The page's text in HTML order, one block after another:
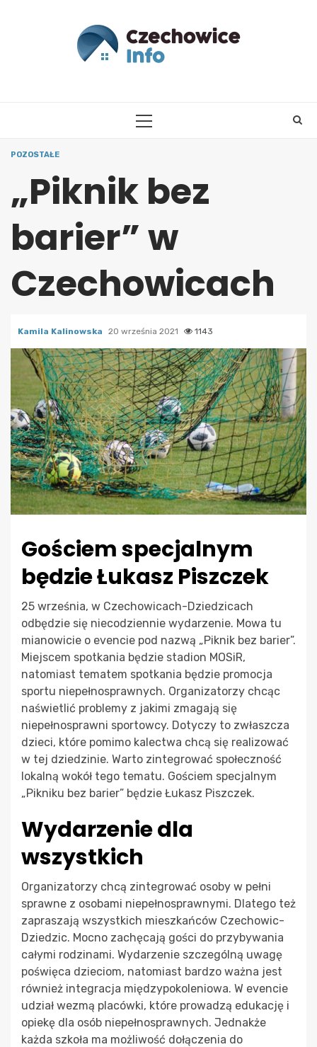
PRIMARY
POZOSTAŁE
„Piknik bez
barier” w
Czechowicach
Kamila Kalinowska 20 września 2021 1143
Gościem specjalnym
będzie Łukasz Piszczek
25 września, w Czechowicach-Dziedzicach
odbędzie się niecodziennie wydarzenie. Mowa tu
mianowicie o evencie pod nazwą „Piknik bez barier”.
Miejscem spotkania będzie stadion MOSiR,
natomiast tematem spotkania będzie promocja
sportu niepełnosprawnych. Organizatorzy chcąc
naświetlić problemy z jakimi zmagają się
niepełnosprawni sportowcy. Dotyczy to zwłaszcza
dzieci, które pomimo kalectwa chcą się realizować
w tej dziedzinie. Warto zintegrować społeczność
lokalną wokół tego tematu. Gościem specjalnym
„Pikniku bez barier” będzie Łukasz Piszczek.
Wydarzenie dla
wszystkich
Organizatorzy chcą zintegrować osoby w pełni
sprawne z osobami niepełnosprawnymi. Dlatego też
zapraszają wszystkich mieszkańców Czechowic-
Dziedzic. Mocno zachęcają gości do przybywania
całymi rodzinami. Wydarzenie szczególną uwagę
poświęca dzieciom, natomiast bardzo ważna jest
również integracja międzypokoleniowa. W evencie
udział wezmą placówki, które prowadzą edukację i
opiekę dla osób niepełnosprawnych. Jednakże
każda szkoła ma możliwość dołączenia do